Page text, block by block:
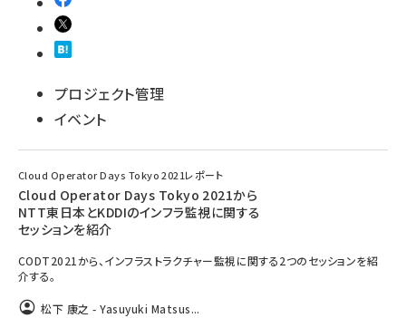
プロジェクト管理
イベント
Cloud Operator Days Tokyo 2021レポート
Cloud Operator Days Tokyo 2021から
NTT東日本とKDDIのインフラ監視に関する
セッションを紹介
CODT2021から、インフラストラクチャー監視に関する2つのセッションを紹
介する。
松下 康之 - Yasuyuki Matsus...